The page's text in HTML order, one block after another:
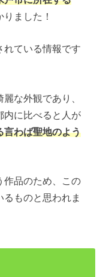
ました！
れている情報です
な外観であり、
内に比べると人が
言わば聖地のよう
作品のため、この
ものと思われま